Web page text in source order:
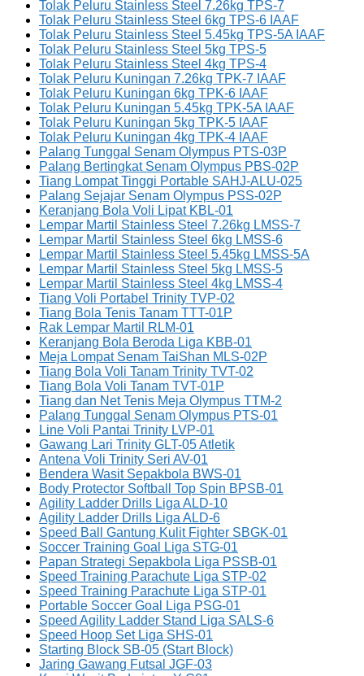
Tolak Peluru Stainless Steel 7.26kg TPS-7
Tolak Peluru Stainless Steel 6kg TPS-6 IAAF
Tolak Peluru Stainless Steel 5.45kg TPS-5A IAAF
Tolak Peluru Stainless Steel 5kg TPS-5
Tolak Peluru Stainless Steel 4kg TPS-4
Tolak Peluru Kuningan 7.26kg TPK-7 IAAF
Tolak Peluru Kuningan 6kg TPK-6 IAAF
Tolak Peluru Kuningan 5.45kg TPK-5A IAAF
Tolak Peluru Kuningan 5kg TPK-5 IAAF
Tolak Peluru Kuningan 4kg TPK-4 IAAF
Palang Tunggal Senam Olympus PTS-03P
Palang Bertingkat Senam Olympus PBS-02P
Tiang Lompat Tinggi Portable SAHJ-ALU-025
Palang Sejajar Senam Olympus PSS-02P
Keranjang Bola Voli Lipat KBL-01
Lempar Martil Stainless Steel 7.26kg LMSS-7
Lempar Martil Stainless Steel 6kg LMSS-6
Lempar Martil Stainless Steel 5.45kg LMSS-5A
Lempar Martil Stainless Steel 5kg LMSS-5
Lempar Martil Stainless Steel 4kg LMSS-4
Tiang Voli Portabel Trinity TVP-02
Tiang Bola Tenis Tanam TTT-01P
Rak Lempar Martil RLM-01
Keranjang Bola Beroda Liga KBB-01
Meja Lompat Senam TaiShan MLS-02P
Tiang Bola Voli Tanam Trinity TVT-02
Tiang Bola Voli Tanam TVT-01P
Tiang dan Net Tenis Meja Olympus TTM-2
Palang Tunggal Senam Olympus PTS-01
Line Voli Pantai Trinity LVP-01
Gawang Lari Trinity GLT-05 Atletik
Antena Voli Trinity Seri AV-01
Bendera Wasit Sepakbola BWS-01
Body Protector Softball Top Spin BPSB-01
Agility Ladder Drills Liga ALD-10
Agility Ladder Drills Liga ALD-6
Speed Ball Gantung Kulit Fighter SBGK-01
Soccer Training Goal Liga STG-01
Papan Strategi Sepakbola Liga PSSB-01
Speed Training Parachute Liga STP-02
Speed Training Parachute Liga STP-01
Portable Soccer Goal Liga PSG-01
Speed Agility Ladder Stand Liga SALS-6
Speed Hoop Set Liga SHS-01
Starting Block SB-05 (Start Block)
Jaring Gawang Futsal JGF-03